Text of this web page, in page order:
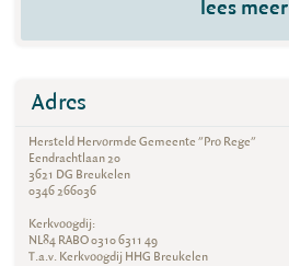
lees meer
Adres
Hersteld Hervormde Gemeente "Pro Rege"
Eendrachtlaan 20
3621 DG Breukelen
0346 266036
Kerkvoogdij:
NL84 RABO 0310 6311 49
T.a.v. Kerkvoogdij HHG Breukelen